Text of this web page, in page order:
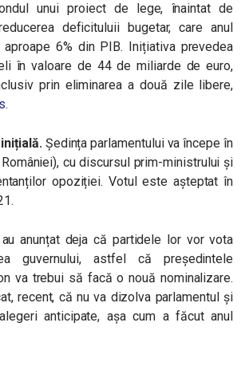
unui proiect de lege, înaintat de
deficituluii bugetar, care anul
6% din PIB. Inițiativa prevedea
în valoare de 44 de miliarde de euro,
prin eliminarea a două zile libere,
.
Ședința parlamentului va începe în
cu discursul prim-ministrului și
opoziției. Votul este așteptat în
anunțat deja că partidele lor vor vota
guvernului, astfel că președintele
va trebui să facă o nouă nominalizare.
recent, că nu va dizolva parlamentul și
anticipate, așa cum a făcut anul